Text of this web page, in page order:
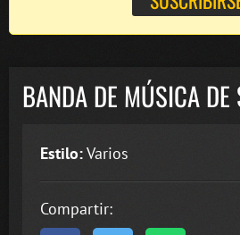
BANDA DE MÚSICA DE
Estilo:Varios
Compartir: